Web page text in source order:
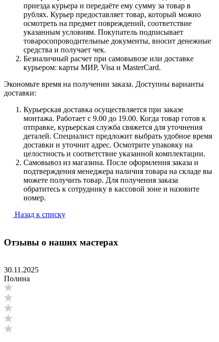
приезда курьера и передаёте ему сумму за товар в
рублях. Курьер предоставляет товар, который можно
осмотреть на предмет повреждений, соответствие
указанным условиям. Покупатель подписывает
товаросопроводительные документы, вносит денежные
средства и получает чек.
Безналичный расчет при самовывозе или доставке
курьером: карты МИР, Visa и MasterCard.
Экономьте время на получении заказа. Доступны варианты
доставки:
Курьерская доставка осуществляется при заказе
монтажа. Работает с 9.00 до 19.00. Когда товар готов к
отправке, курьерская служба свяжется для уточнения
деталей. Специалист предложит выбрать удобное время
доставки и уточнит адрес. Осмотрите упаковку на
целостность и соответствие указанной комплектации.
Самовывоз из магазина. После оформления заказа и
подтверждения менеджера наличия товара на складе вы
можете получить товар. Для получения заказа
обратитесь к сотруднику в кассовой зоне и назовите
номер.
Назад к списку
Отзывы о наших мастерах
30.11.2025
Полина